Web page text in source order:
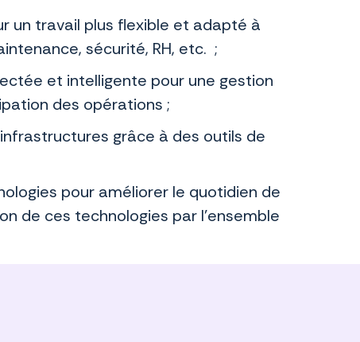
un travail plus flexible et adapté à
sécurité, RH, etc. ;
et intelligente pour une gestion
des opérations ;
grâce à des outils de
pour améliorer le quotidien de
de ces technologies par l’ensemble